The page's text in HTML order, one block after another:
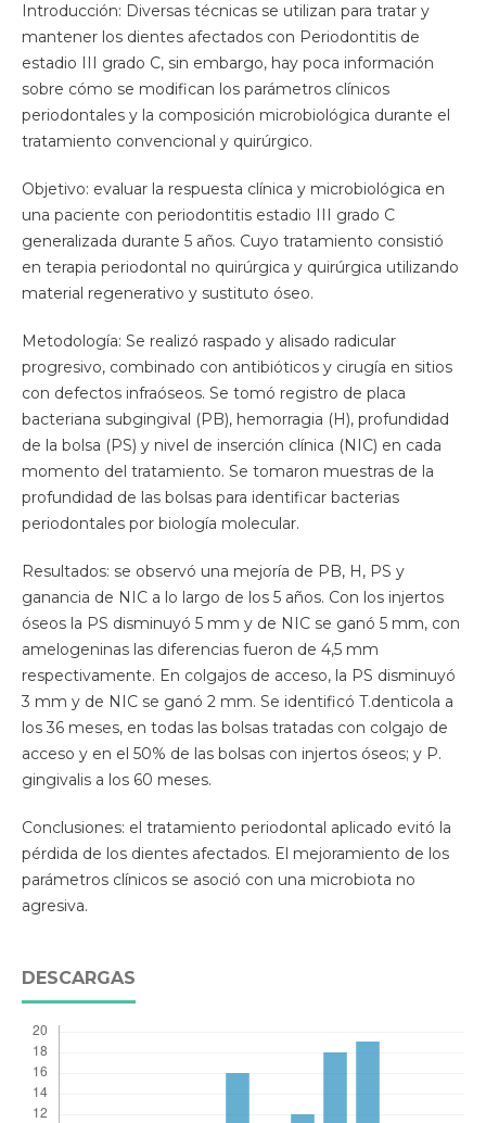
Introducción: Diversas técnicas se utilizan para tratar y
mantener los dientes afectados con Periodontitis de
estadio III grado C, sin embargo, hay poca información
sobre cómo se modifican los parámetros clínicos
periodontales y la composición microbiológica durante el
tratamiento convencional y quirúrgico.
Objetivo: evaluar la respuesta clínica y microbiológica en
una paciente con periodontitis estadio III grado C
generalizada durante 5 años. Cuyo tratamiento consistió
en terapia periodontal no quirúrgica y quirúrgica utilizando
material regenerativo y sustituto óseo.
Metodología: Se realizó raspado y alisado radicular
progresivo, combinado con antibióticos y cirugía en sitios
con defectos infraóseos. Se tomó registro de placa
bacteriana subgingival (PB), hemorragia (H), profundidad
de la bolsa (PS) y nivel de inserción clínica (NIC) en cada
momento del tratamiento. Se tomaron muestras de la
profundidad de las bolsas para identificar bacterias
periodontales por biología molecular.
Resultados: se observó una mejoría de PB, H, PS y
ganancia de NIC a lo largo de los 5 años. Con los injertos
óseos la PS disminuyó 5 mm y de NIC se ganó 5 mm, con
amelogeninas las diferencias fueron de 4,5 mm
respectivamente. En colgajos de acceso, la PS disminuyó
3 mm y de NIC se ganó 2 mm. Se identificó T.denticola a
los 36 meses, en todas las bolsas tratadas con colgajo de
acceso y en el 50% de las bolsas con injertos óseos; y P.
gingivalis a los 60 meses.
Conclusiones: el tratamiento periodontal aplicado evitó la
pérdida de los dientes afectados. El mejoramiento de los
parámetros clínicos se asoció con una microbiota no
agresiva.
DESCARGAS